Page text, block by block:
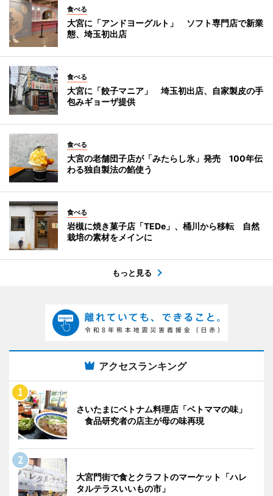
食べる
大宮に「アンドヨーグルト」 ソフト専門店で新業
態、埼玉初出店
食べる
大宮に「餃子マニア」 埼玉初出店、自家製皮の手
包みギョーザ提供
食べる
大宮の老舗団子店が「みたらし氷」発売 100年伝
わる独自製法の餡使う
食べる
岩槻に焼き菓子店「TEDe」、桶川から移転 自然
栽培の素材をメインに
もっと見る
アクセスランキング
さいたまにベトナム料理店「ベトママの味」
食品研究者の店主が母の味再現
大宮門街で食とクラフトのマーケット「ハレ
タルテラスいいもの市」